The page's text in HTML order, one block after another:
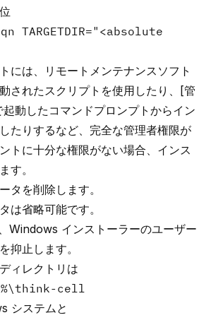
TARGETDIR="<absolute
には、リモートメンテナンスソフト
されたスクリプトを使用したり、[管
動したコマンドプロンプトからイン
たりするなど、完全な管理者権限が
トに十分な権限がない場合、インス
す。
タを削除します。
は省略可能です。
Windows インストーラーのユーザー
抑止します。
ィレクトリは
cell
システムと